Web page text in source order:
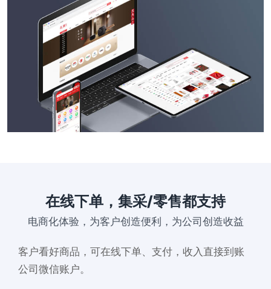
在线下单，集采/零售都支持
电商化体验，为客户创造便利，为公司创造收益
客户看好商品，可在线下单、支付，收入直接到账
公司微信账户。